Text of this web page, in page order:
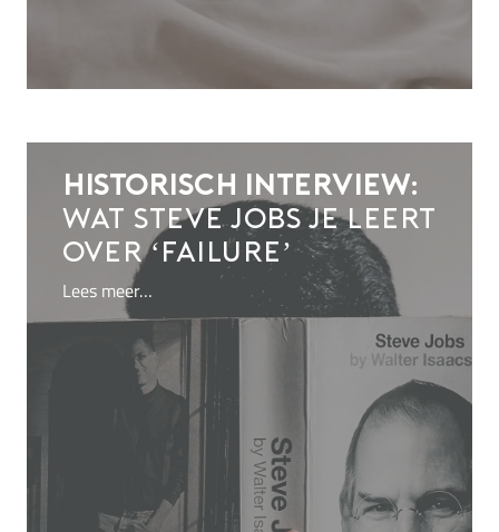
Historisch interview:
wat Steve Jobs je leert
over ‘failure’
Lees meer…